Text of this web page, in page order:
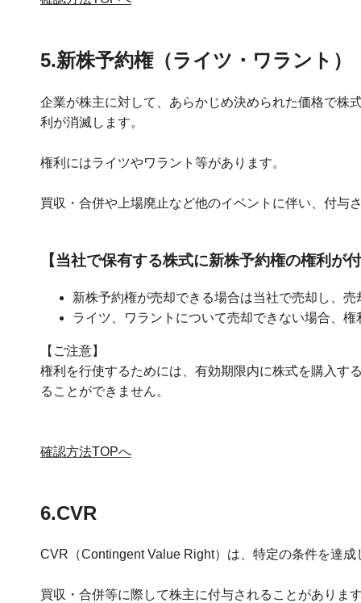
5.新株予約権（ライツ・ワラント）
企業が株主に対して、あらかじめ決められた価格で株
利が消滅します。
権利にはライツやワラント等があります。
買収・合併や上場廃止など他のイベントに伴い、付与
【当社で保有する株式に新株予約権の権利が
新株予約権が売却できる場合は当社で売却し、
ライツ、ワラントについて売却できない場合、権
【ご注意】
権利を行使するためには、有効期限内に株式を購入す
ることができません。
確認方法TOPへ
6.CVR
CVR（Contingent Value Right）は、特定の条件を達
買収・合併等に際して株主に付与されることがありま